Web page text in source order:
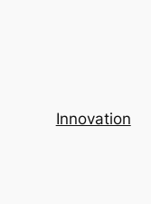
Innovation